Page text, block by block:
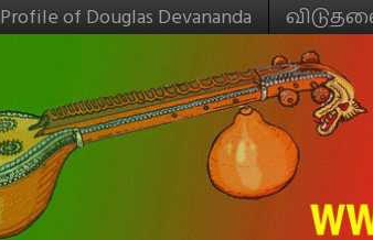
Profile of Douglas Devananda